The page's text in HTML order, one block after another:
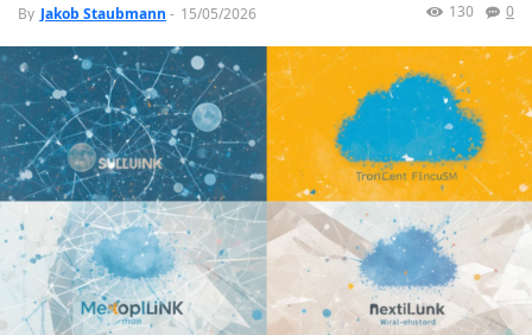
By Jakob Staubmann - 15/05/2026 0
130